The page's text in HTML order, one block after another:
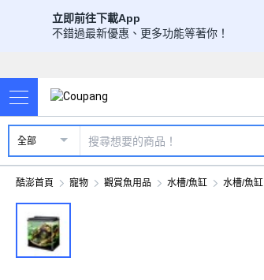
立即前往下載App
不錯過最新優惠、更多功能等著你！
全部
酷澎首頁 寵物 觀賞魚用品 水槽/魚缸 水槽/魚缸